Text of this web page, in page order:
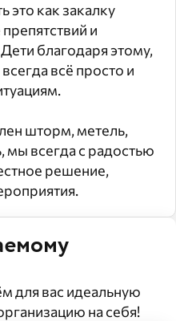
это как закалку
и
благодаря этому,
всё просто и
шторм, метель,
всегда с радостью
решение,
для вас идеальную
на себя!